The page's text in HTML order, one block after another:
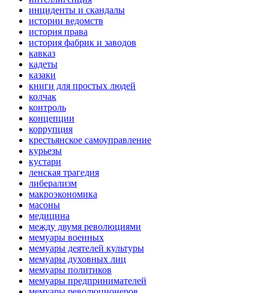
инциденты и скандалы
истории ведомств
история права
история фабрик и заводов
кавказ
кадеты
казаки
книги для простых людей
колчак
контроль
концепции
коррупция
крестьянское самоуправление
курьезы
кустари
ленская трагедия
либерализм
макроэкономика
масоны
медицина
между двумя революциями
мемуары военных
мемуары деятелей культуры
мемуары духовных лиц
мемуары политиков
мемуары предпринимателей